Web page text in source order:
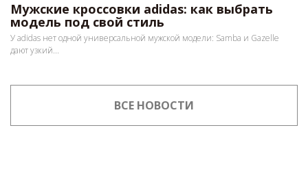
Мужские кроссовки adidas: как выбрать
модель под свой стиль
У adidas нет одной универсальной мужской модели: Samba и Gazelle
дают узкий...
ВСЕ НОВОСТИ